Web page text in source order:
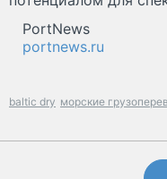
PortNews
portnews.ru
baltic dry морские